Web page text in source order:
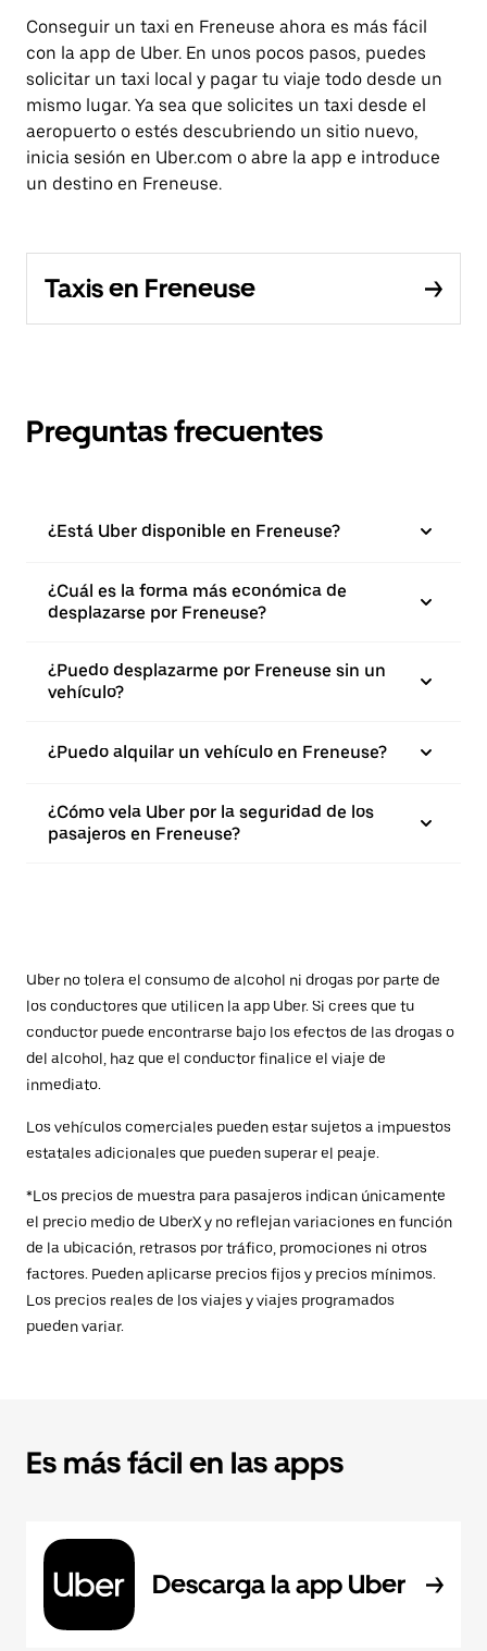
Conseguir un taxi en Freneuse ahora es más fácil
con la app de Uber. En unos pocos pasos, puedes
solicitar un taxi local y pagar tu viaje todo desde un
mismo lugar. Ya sea que solicites un taxi desde el
aeropuerto o estés descubriendo un sitio nuevo,
inicia sesión en Uber.com o abre la app e introduce
un destino en Freneuse.
Taxis en Freneuse
Preguntas frecuentes
¿Está Uber disponible en Freneuse?
¿Cuál es la forma más económica de
desplazarse por Freneuse?
¿Puedo desplazarme por Freneuse sin un
vehículo?
¿Puedo alquilar un vehículo en Freneuse?
¿Cómo vela Uber por la seguridad de los
pasajeros en Freneuse?
Uber no tolera el consumo de alcohol ni drogas por parte de
los conductores que utilicen la app Uber. Si crees que tu
conductor puede encontrarse bajo los efectos de las drogas o
del alcohol, haz que el conductor finalice el viaje de
inmediato.
Los vehículos comerciales pueden estar sujetos a impuestos
estatales adicionales que pueden superar el peaje.
*Los precios de muestra para pasajeros indican únicamente
el precio medio de UberX y no reflejan variaciones en función
de la ubicación, retrasos por tráfico, promociones ni otros
factores. Pueden aplicarse precios fijos y precios mínimos.
Los precios reales de los viajes y viajes programados
pueden variar.
Es más fácil en las apps
Descarga la app Uber